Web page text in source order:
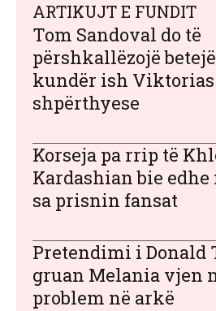
ARTIKUJT E FUNDIT
Tom Sandoval do të
përshkallëzojë
kundër ish Viktorias
shpërthyese
Korseja pa rrip të
Kardashian bie edhe
sa prisnin fansat
Pretendimi i Donald
gruan Melania vjen
problem në arkë